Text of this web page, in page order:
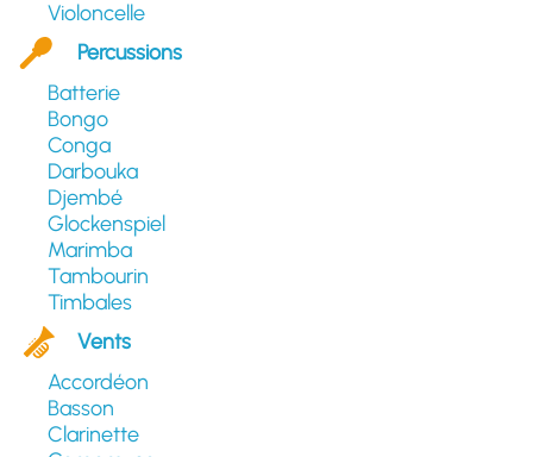
Violoncelle
Percussions
Batterie
Bongo
Conga
Darbouka
Djembé
Glockenspiel
Marimba
Tambourin
Timbales
Vents
Accordéon
Basson
Clarinette